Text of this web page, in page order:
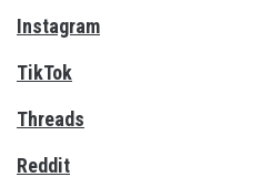
Instagram
TikTok
Threads
Reddit